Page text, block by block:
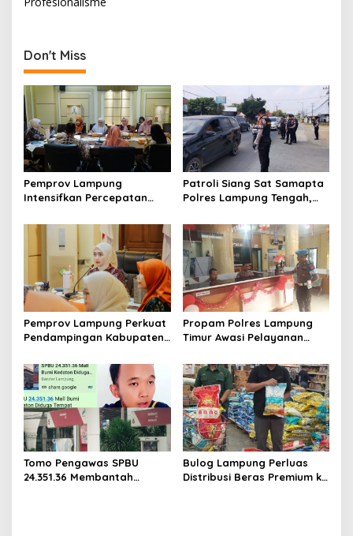
a
v
i
g
a
t
i
o
n
Don't Miss
Pemprov Lampung
Intensifkan Percepatan
Tuberkulosis di Tanggamus
Patroli Siang Sat Samapta
Polres Lampung Tengah,
di Jalinteng Sumatera
Pemprov Lampung Perkuat
Pendampingan Kabupaten
TBC di Tanggamus
Propam Polres Lampung
Timur Awasi Pelayanan
Masyarakat Terlayani
Secara Profesional
Tomo Pengawas SPBU
24.351.36 Membantah
Bulog Lampung Perluas
Distribusi Beras Premium ke